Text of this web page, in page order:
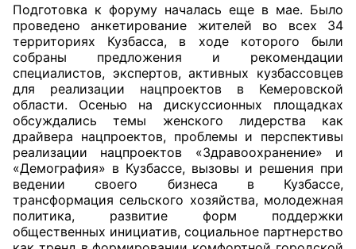
Общественные советы
Общественные советы при территориальных
органах федеральных органов
исполнительной власти
Общественные советы по проведению
независимой оценки качества условий
оказания услуг
О Палате
Структура Палаты
Подготовка к форуму началась еще в мае. Было
проведено анкетирование жителей во всех 34
территориях Кузбасса, в ходе которого были
собраны предложения и рекомендации
специалистов, экспертов, активных кузбассовцев
для реализации нацпроектов в Кемеровской
области. Осенью на дискуссионных площадках
обсуждались темы женского лидерства как
драйвера нацпроектов, проблемы и перспективы
реализации нацпроектов «Здравоохранение» и
«Демография» в Кузбассе, вызовы и решения при
ведении своего бизнеса в Кузбассе,
трансформация сельского хозяйства, молодежная
политика, развитие форм поддержки
общественных инициатив, социальное партнерство